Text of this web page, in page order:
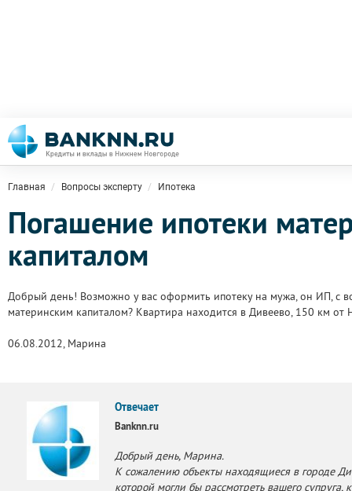
Главная Вопросы эксперту Ипотека
Погашение ипотеки
капиталом
Добрый день! Возможно у вас оформить ипотеку на мужа, он ИП, с
материнским капиталом? Квартира находится в Дивеево, 150 км от
06.08.2012, Марина
Отвечает
Banknn.ru
Добрый день, Марина.
К сожалению объекты находящиеся в городе
которой могли бы рассмотреть вашего